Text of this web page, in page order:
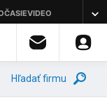
Hľadať firmu